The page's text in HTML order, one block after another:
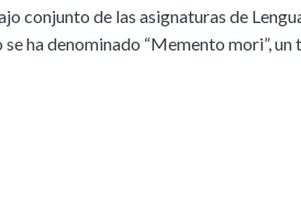
conjunto de las asignaturas de
ha denominado “Memento mori”,